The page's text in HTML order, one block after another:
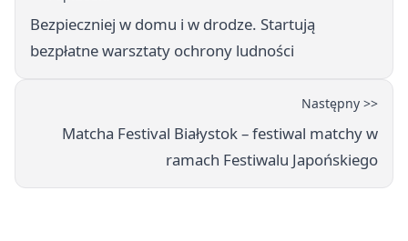
Bezpieczniej w domu i w drodze. Startują
bezpłatne warsztaty ochrony ludności
Następny >>
Matcha Festival Białystok – festiwal matchy w
ramach Festiwalu Japońskiego